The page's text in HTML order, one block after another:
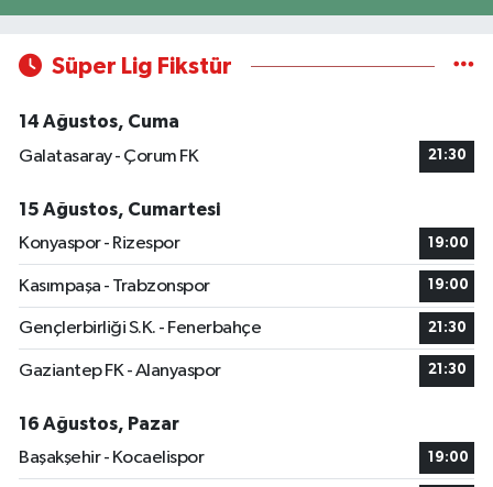
Süper Lig Fikstür
14 Ağustos, Cuma
Galatasaray - Çorum FK
21:30
15 Ağustos, Cumartesi
Konyaspor - Rizespor
19:00
Kasımpaşa - Trabzonspor 19:00
Gençlerbirliği S.K. - Fenerbahçe 21:30
Gaziantep FK - Alanyaspor 21:30
16 Ağustos, Pazar
Başakşehir - Kocaelispor
19:00